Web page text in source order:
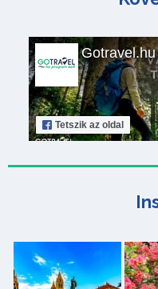
Gotravel.hu
Tetszik az oldal